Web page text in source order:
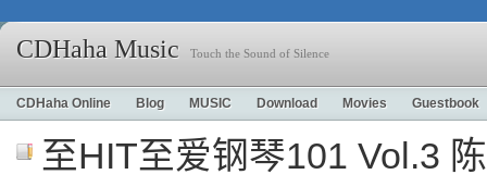
CDHaha Music Touch the Sound of Silence
CDHaha Online Blog MUSIC Download Movies Guestbook
至HIT至爱钢琴101 Vol.3